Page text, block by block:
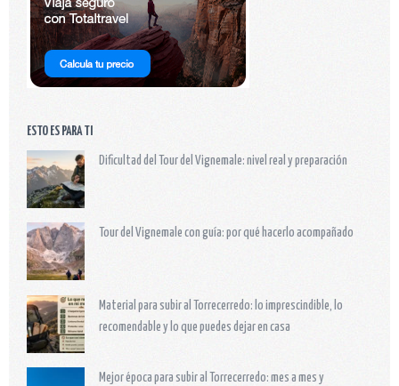
ESTO ES PARA TI
Dificultad del Tour del Vignemale: nivel real y preparación
Tour del Vignemale con guía: por qué hacerlo acompañado
Material para subir al Torrecerredo: lo imprescindible, lo
recomendable y lo que puedes dejar en casa
Mejor época para subir al Torrecerredo: mes a mes y